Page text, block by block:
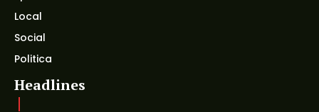
Local
Social
Politica
Headlines